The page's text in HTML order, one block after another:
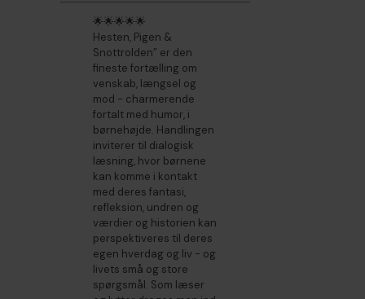
🌟🌟🌟🌟🌟
Hesten, Pigen &
Snottrolden” er den
fineste fortælling om
venskab, længsel og
mod - charmerende
fortalt med humor, i
børnehøjde. Handlingen
inviterer til dialogisk
læsning, hvor børnene
kan komme i kontakt
med deres fantasi,
refleksion, undren og
værdier og historien kan
perspektiveres til deres
egen hverdag og liv - og
livets små og store
spørgsmål. Som læser